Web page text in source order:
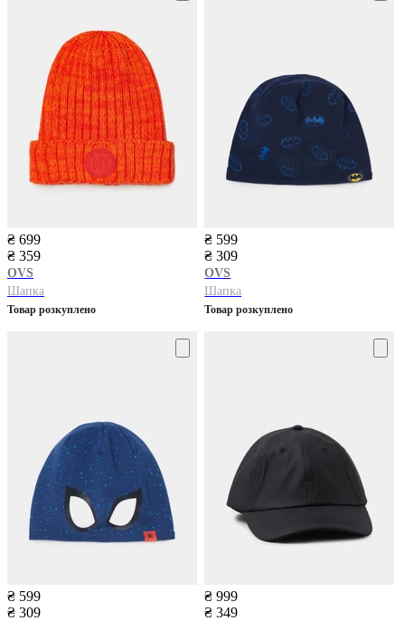
₴ 699
₴ 359
OVS
Шапка
Товар розкуплено
₴ 599
₴ 309
OVS
Шапка
Товар розкуплено
₴ 599
₴ 309
₴ 999
₴ 349